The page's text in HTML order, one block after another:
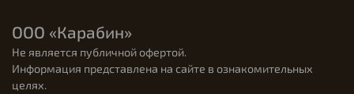
ООО «Карабин»
Не является публичной офертой.
Информация представлена на сайте в ознакомительных
целях.